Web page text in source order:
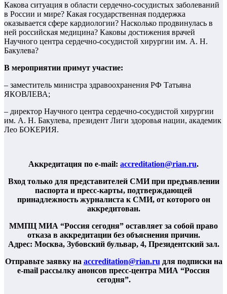
Какова ситуация в области сердечно-сосудистых заболеваний
в России и мире? Какая государственная поддержка
оказывается сфере кардиологии? Насколько продвинулась в
ней российская медицина? Каковы достижения врачей
Научного центра сердечно-сосудистой хирургии им. А. Н.
Бакулева?
В мероприятии примут участие:
– заместитель министра здравоохранения РФ Татьяна
ЯКОВЛЕВА;
– директор Научного центра сердечно-сосудистой хирургии
им. А. Н. Бакулева, президент Лиги здоровья нации, академик
Лео БОКЕРИЯ.
Аккредитация по e-mail: accreditation@rian.ru.
Вход только для представителей СМИ при предъявлении
паспорта и пресс-карты, подтверждающей
принадлежность журналиста к СМИ, от которого он
аккредитован.
ММПЦ МИА “Россия сегодня” оставляет за собой право
отказа в аккредитации без объяснения причин.
Адрес: Москва, Зубовский бульвар, 4, Президентский зал.
Отправьте заявку на accreditation@rian.ruдля подписки на
e-mail рассылку анонсов пресс-центра МИА “Россия
сегодня”.